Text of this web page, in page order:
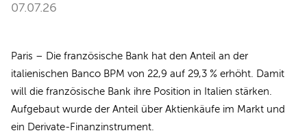
07.07.26
Paris – Die französische Bank hat den Anteil an der
italienischen Banco BPM von 22,9 auf 29,3 % erhöht. Damit
will die französische Bank ihre Position in Italien stärken.
Aufgebaut wurde der Anteil über Aktienkäufe im Markt und
ein Derivate-Finanzinstrument.